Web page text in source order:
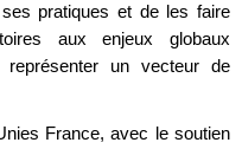
ses pratiques et de les faire
aux enjeux globaux
représenter un vecteur de
France, avec le soutien